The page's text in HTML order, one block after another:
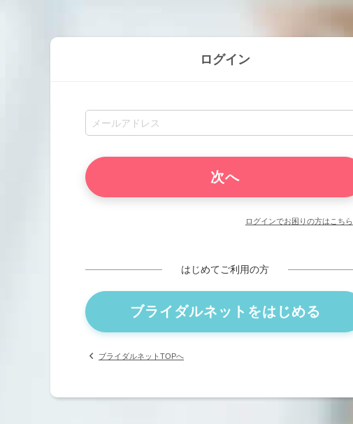
ログイン
ログインでお困りの方はこちら
はじめてご利用の方
ブライダルネットをはじめる
ブライダルネットTOPへ